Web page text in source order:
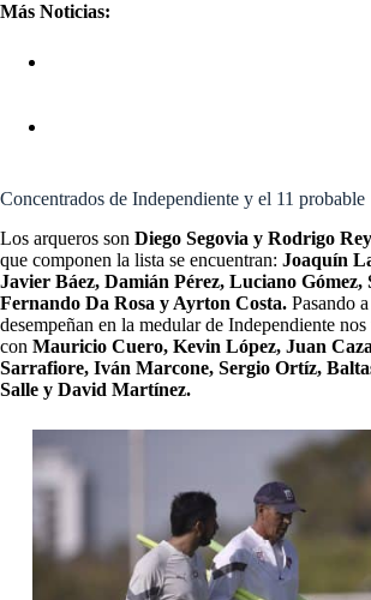
Más Noticias:
Concentrados de Independiente y el 11 probable
Los arqueros son Diego Segovia y Rodrigo
que componen la lista se encuentran: Joaquín
Javier Báez, Damián Pérez, Luciano Gómez,
Fernando Da Rosa y Ayrton Costa. Pasando
desempeñan en la medular de Independiente nos
con Mauricio Cuero, Kevin López, Juan
Sarrafiore, Iván Marcone, Sergio Ortíz,
Salle y David Martínez.